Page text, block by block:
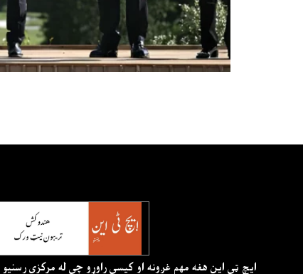
ايچ ټي اين هغه مهم غږونه او کيسې راوړو چې له مرکزي